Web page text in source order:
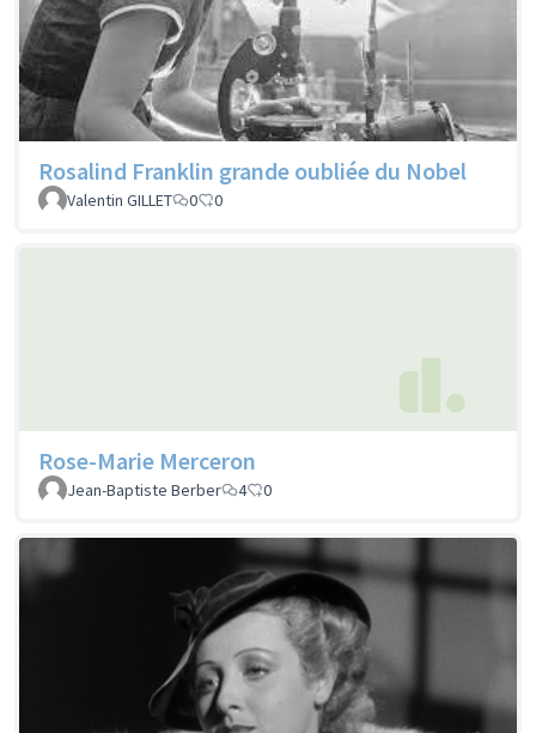
Rosalind Franklin grande oubliée du Nobel
Valentin GILLET 0 0
Rose-Marie Merceron
Jean-Baptiste Berber 4 0